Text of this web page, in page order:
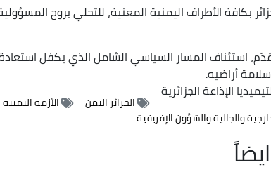
بكافة الأطراف اليمنية المعنية، للتحلي بروح
استئناف المسار السياسي الشامل الذي يكفل
أراضيه.
الإذاعة الجزائرية
الجزائر اليمن
الأزمة اليمنية
والجالية والشؤون الإفريقية